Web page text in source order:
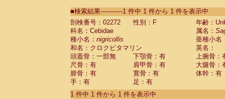
CebidaeSaguinus labiatus(0)
Cebidae Saguinus leucopus (0)
Cebidae
CebidaeSaguinus mystax
CebidaeSaguinus nigricollis (1)
Cebidae Saguinus oedipus
Cebidae Saguinus weddelli
Cebidae Saguinusspp.
Cebidae Aotus trivirgatus
Cebidae Cebus albifrons
■検索結果-----------1 件中 1 件から 1 件を表示中
剖検番号：02272
性別：F
年齢：
科名：Cebidae
属名：
種小名： nigricollis
亜種小名
和名：クロクビタマリン
英名：
頭蓋骨：一部無
下顎骨：有
上腕骨：
尺骨：有
肩甲骨：有
大腿骨：
腓骨：有
寛骨：有
体幹：有
手：有
足：有
1 件中 1 件から 1 件を表示中